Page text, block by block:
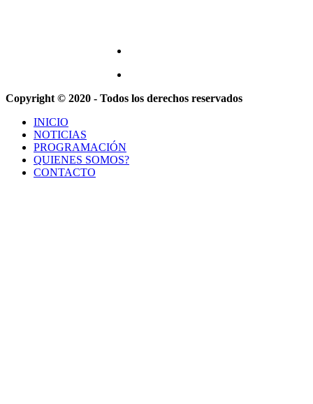
Copyright © 2020 - Todos los derechos reservados
INICIO
NOTICIAS
PROGRAMACIÓN
QUIENES SOMOS?
CONTACTO